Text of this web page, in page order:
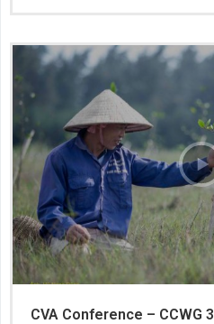
CVA Conference – CCWG 3